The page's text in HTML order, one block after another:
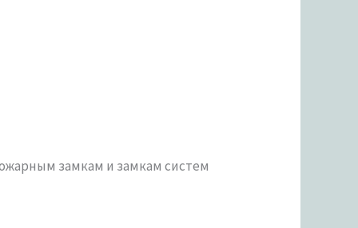
замкам и замкам систем